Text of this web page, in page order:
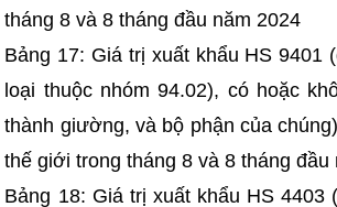
tháng 8 và 8 tháng đầu năm 2024
Bảng 17: Giá trị xuất khẩu HS 9401
loại thuộc nhóm 94.02), có hoặc
thành giường, và bộ phận của
thế giới trong tháng 8 và 8 tháng đầu
Bảng 18: Giá trị xuất khẩu HS 4403